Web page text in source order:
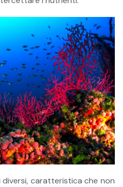
caratteristica che non